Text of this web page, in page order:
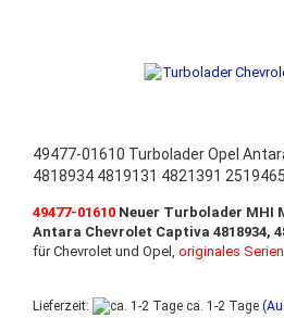
49477-01610 Turbolader Opel
4818934 4819131 4821391
49477-01610 Neuer Turbolader MHI
Antara Chevrolet Captiva 4818934,
für Chevrolet und Opel, originales
Lieferzeit: ca. 1-2 Tage